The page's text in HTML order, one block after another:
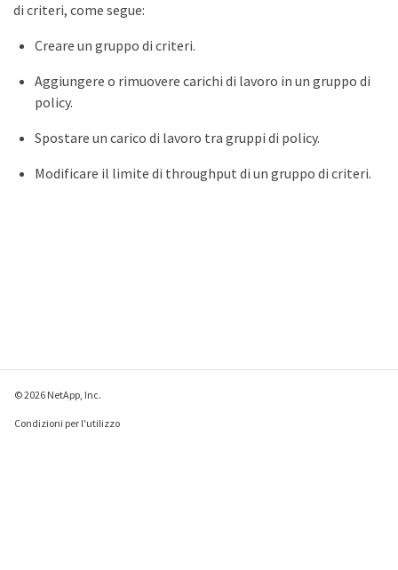
di criteri, come segue:
Creare un gruppo di criteri.
Aggiungere o rimuovere carichi di lavoro in un gruppo di
policy.
Spostare un carico di lavoro tra gruppi di policy.
Modificare il limite di throughput di un gruppo di criteri.
© 2026 NetApp, Inc.
Condizioni per l'utilizzo